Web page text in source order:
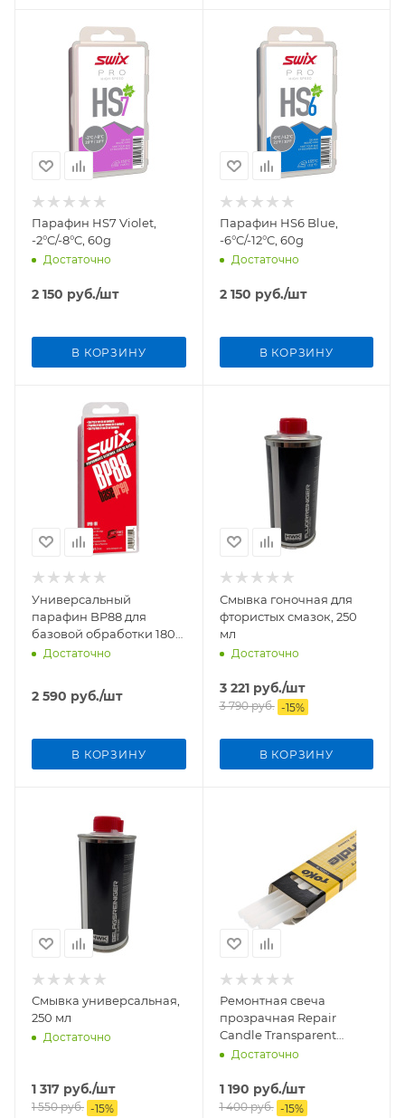
Парафин HS7 Violet,
-2°C/-8°C, 60g
Достаточно
2 150 руб./шт
В КОРЗИНУ
Парафин HS6 Blue,
-6°C/-12°C, 60g
Достаточно
2 150 руб./шт
В КОРЗИНУ
Универсальный
парафин BP88 для
базовой обработки 180
гр Достаточно
2 590 руб./шт
В КОРЗИНУ
Смывка гоночная для
фтористых смазок, 250
мл
Достаточно
3 221руб./шт
3 790руб. -15%
В КОРЗИНУ
Смывка универсальная,
250 мл
Достаточно
1 317 руб./шт
1 550руб. -15%
Ремонтная свеча
прозрачная Repair
Candle Transparent
6mm, 4 шт.
Достаточно
1 190 руб./шт
1 400руб. -15%